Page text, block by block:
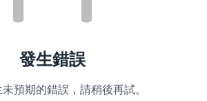
發生錯誤
預期的錯誤，請稍後再試。